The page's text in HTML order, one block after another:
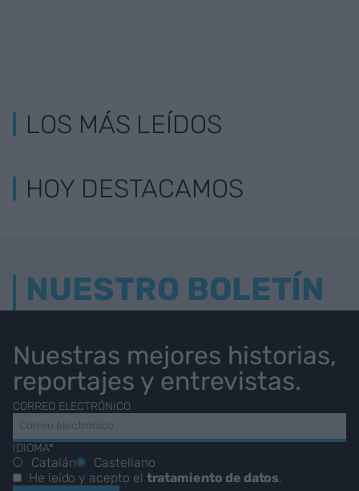
LOS MÁS LEÍDOS
HOY DESTACAMOS
NUESTRO BOLETÍN
Nuestras mejores historias,
reportajes y entrevistas.
CORREO ELECTRÓNICO
IDIOMA*
Catalán
Castellano
He leído y acepto el tratamiento de datos.